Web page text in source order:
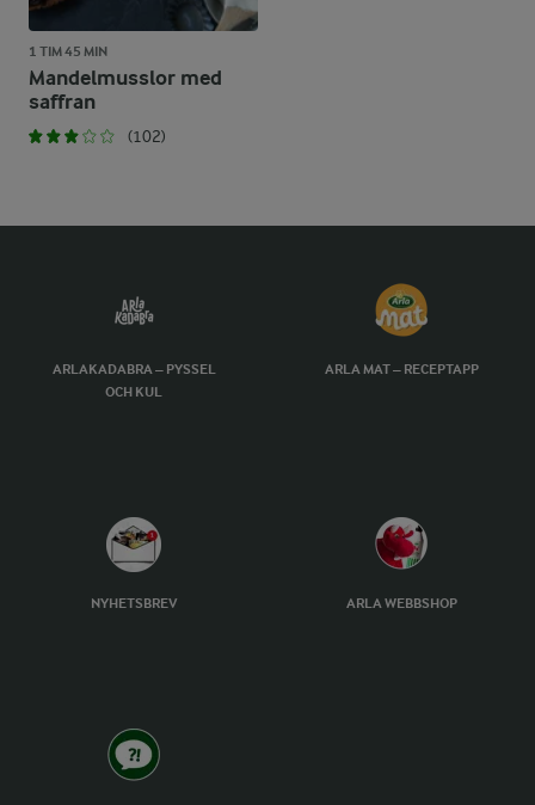
1 TIM 45 MIN
Mandelmusslor med
saffran
(102)
ARLAKADABRA – PYSSEL
OCH KUL
ARLA MAT – RECEPTAPP
NYHETSBREV ARLA WEBBSHOP